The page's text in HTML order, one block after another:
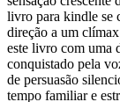
livro para kindle se
direção a um
este livro com uma
conquistado pela
de persuasão
tempo familiar e